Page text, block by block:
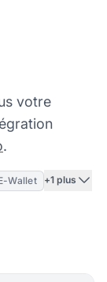
votre
.
Wallet +1 plus